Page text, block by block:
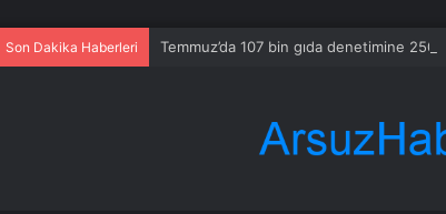
Son Dakika Haberleri Temmuz’da 107 bin gıda denetimine 250